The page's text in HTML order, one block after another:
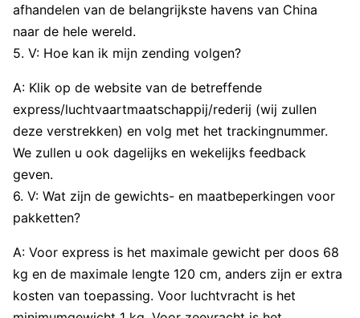
afhandelen van de belangrijkste havens van China
naar de hele wereld.
5. V: Hoe kan ik mijn zending volgen?
A: Klik op de website van de betreffende
express/luchtvaartmaatschappij/rederij (wij zullen
deze verstrekken) en volg met het trackingnummer.
We zullen u ook dagelijks en wekelijks feedback
geven.
6. V: Wat zijn de gewichts- en maatbeperkingen voor
pakketten?
A: Voor express is het maximale gewicht per doos 68
kg en de maximale lengte 120 cm, anders zijn er extra
kosten van toepassing. Voor luchtvracht is het